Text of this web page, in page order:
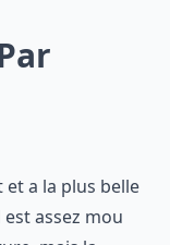
a la plus belle
assez mou